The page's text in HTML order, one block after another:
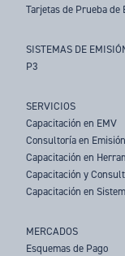
Tarjetas de Prueba de
SISTEMAS DE
P3
SERVICIOS
Capacitación en EMV
Consultoría en
Capacitación en
Capacitación y
Capacitación en
MERCADOS
Esquemas de Pago